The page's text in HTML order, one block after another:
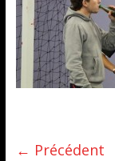
← Précédent